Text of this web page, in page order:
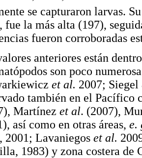
se capturaron larvas.
fue la más alta (197),
fueron corroboradas
anteriores están
son poco
et al. 2007; Siegel
también en el
Martínez et al. (2007),
así como en otras áreas, e.
2001; Lavaniegos et al.
1983) y zona costera de